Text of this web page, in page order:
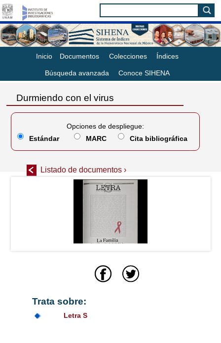
Inicio Documentos Colecciones Índices
Búsqueda avanzada Conoce SIHENA
Durmiendo con el virus
Listado de documentos ›
Opciones de despliegue:
Estándar
MARC Cita bibliográfica
Trata sobre:
Letra S